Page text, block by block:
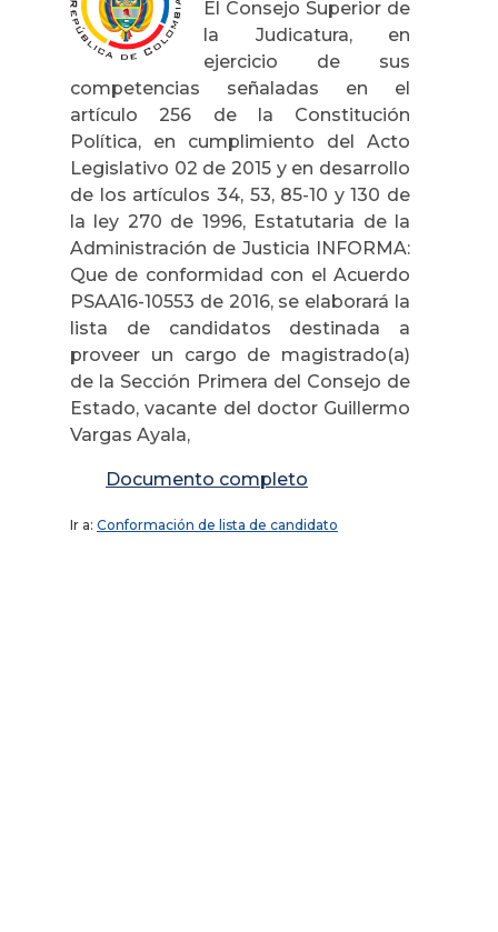
El Consejo Superior de
la Judicatura, en
ejercicio de sus
competencias señaladas en el
artículo 256 de la Constitución
Política, en cumplimiento del Acto
Legislativo 02 de 2015 y en desarrollo
de los artículos 34, 53, 85-10 y 130 de
la ley 270 de 1996, Estatutaria de la
Administración de Justicia INFORMA:
Que de conformidad con el Acuerdo
PSAA16-10553 de 2016, se elaborará la
lista de candidatos destinada a
proveer un cargo de magistrado(a)
de la Sección Primera del Consejo de
Estado, vacante del doctor Guillermo
Vargas Ayala,
Documento completo
Ir a: Conformación de lista de candidato